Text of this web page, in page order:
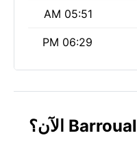
05:51 AM
06:29 PM